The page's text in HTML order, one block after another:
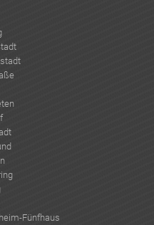
Fünfhaus